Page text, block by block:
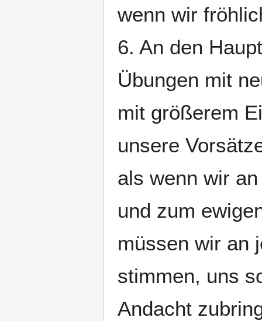
wenn wir
6. An den
Übungen mit
mit größerem
unsere
als wenn wir
und zum
müssen wir an
stimmen, uns
Andacht